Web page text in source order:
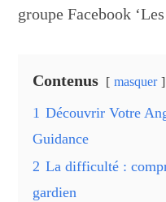
groupe Facebook
Contenus masquer
1 Découvrir Votre
Guidance
2 La difficulté :
gardien